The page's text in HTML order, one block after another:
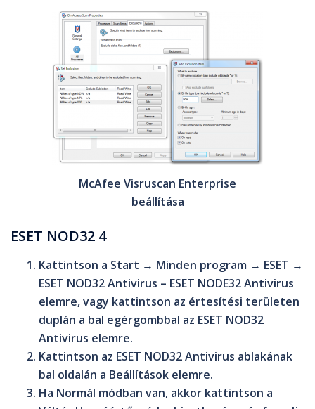
McAfee Visruscan Enterprise
beállítása
ESET NOD32 4
Kattintson a Start → Minden program → ESET →
ESET NOD32 Antivirus – ESET NODE32 Antivirus
elemre, vagy kattintson az értesítési területen
duplán a bal egérgombbal az ESET NOD32
Antivirus elemre.
Kattintson az ESET NOD32 Antivirus ablakának
bal oldalán a Beállítások elemre.
Ha Normál módban van, akkor kattintson a